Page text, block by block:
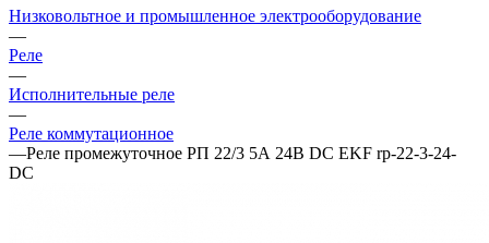
Низковольтное и промышленное электрооборудование
—
Реле
—
Исполнительные реле
—
Реле коммутационное
—Реле промежуточное РП 22/3 5А 24В DC EKF rp-22-3-24-
DC